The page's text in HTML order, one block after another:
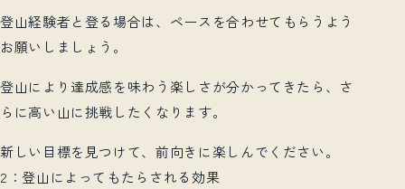
登山経験者と登る場合は、ペースを合わせてもらうよう
お願いしましょう。
登山により達成感を味わう楽しさが分かってきたら、さ
らに高い山に挑戦したくなります。
新しい目標を見つけて、前向きに楽しんでください。
2：登山によってもたらされる効果